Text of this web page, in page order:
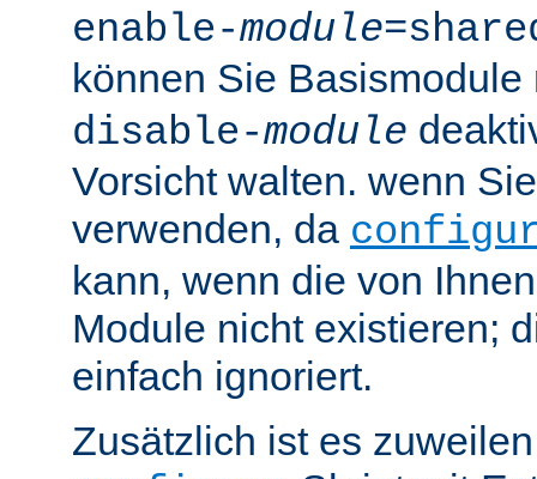
enable-module
können Sie
disable-module
Vorsicht walten. wenn
verwenden, da
kann, wenn die von
Module nicht existieren;
einfach ignoriert.
Zusätzlich ist es